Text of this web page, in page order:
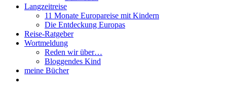
Langzeitreise
11 Monate Europareise mit Kindern
Die Entdeckung Europas
Reise-Ratgeber
Wortmeldung
Reden wir über…
Bloggendes Kind
meine Bücher